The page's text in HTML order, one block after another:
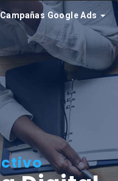
Campañas Google Ads